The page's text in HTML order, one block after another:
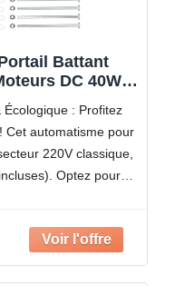
Battant
DC 40W
et 6M -
Secteur - 2
- IP44
: Profitez
Cet automatisme pour
220V classique,
Optez pour